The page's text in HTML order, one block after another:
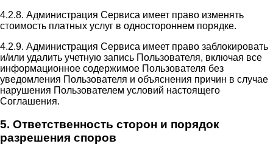
4.2.8. Администрация Сервиса имеет право изменять
стоимость платных услуг в одностороннем порядке.
4.2.9. Администрация Сервиса имеет право заблокировать
и/или удалить учетную запись Пользователя, включая все
информационное содержимое Пользователя без
уведомления Пользователя и объяснения причин в случае
нарушения Пользователем условий настоящего
Соглашения.
5. Ответственность сторон и порядок
разрешения споров